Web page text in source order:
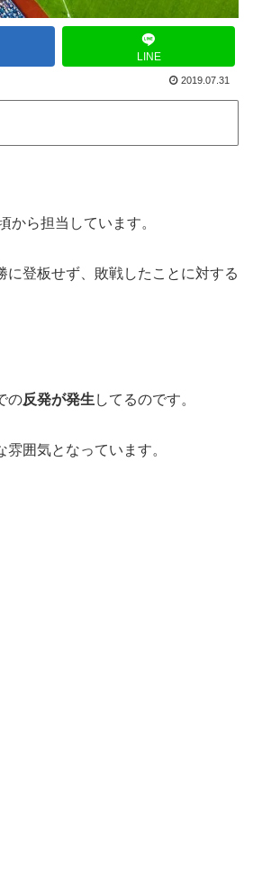
LINE
2019.07.31
から担当しています。
登板せず、敗戦したことに対する
の反発が発生 してるのです。
囲気となっています。